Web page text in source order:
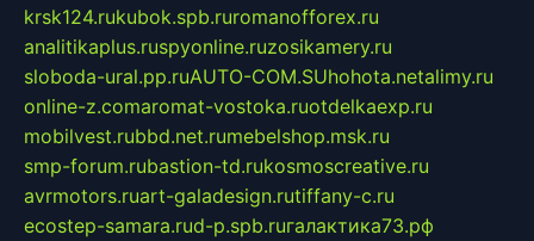
krsk124.rukubok.spb.ruromanofforex.ru
analitikaplus.ruspyonline.ruzosikamery.ru
sloboda-ural.pp.ruAUTO-COM.SUhohota.netalimy.ru
online-z.comaromat-vostoka.ruotdelkaexp.ru
mobilvest.rubbd.net.rumebelshop.msk.ru
smp-forum.rubastion-td.rukosmoscreative.ru
avrmotors.ruart-galadesign.rutiffany-c.ru
ecostep-samara.rud-p.spb.ruгалактика73.рф